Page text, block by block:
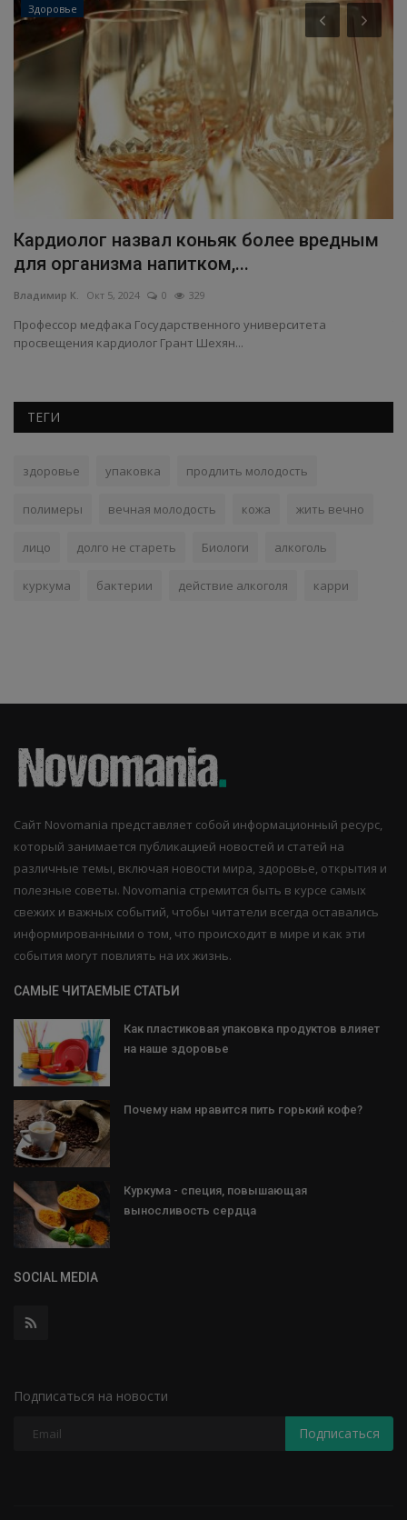
Здоровье
Кардиолог назвал коньяк более вредным
для организма напитком,...
Владимир К. Окт 5, 2024 0 329
Профессор медфака Государственного университета
просвещения кардиолог Грант Шехян...
ТЕГИ
здоровье упаковка продлить молодость
полимеры вечная молодость кожа жить вечно
лицо долго не стареть Биологи алкоголь
куркума бактерии действие алкоголя карри
Сайт Novomania представляет собой информационный ресурс,
который занимается публикацией новостей и статей на
различные темы, включая новости мира, здоровье, открытия и
полезные советы. Novomania стремится быть в курсе самых
свежих и важных событий, чтобы читатели всегда оставались
информированными о том, что происходит в мире и как эти
события могут повлиять на их жизнь.
САМЫЕ ЧИТАЕМЫЕ СТАТЬИ
Как пластиковая упаковка продуктов влияет
на наше здоровье
Почему нам нравится пить горький кофе?
Куркума - специя, повышающая
выносливость сердца
SOCIAL MEDIA
Подписаться на новости
Подписаться